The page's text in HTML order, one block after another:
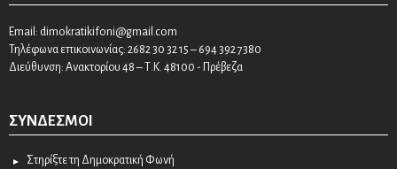
Email: dimokratikifoni@gmail.com
Τηλέφωνα επικοινωνίας: 2682 30 32 15 – 694 392 7380
Διεύθυνση: Ανακτορίου 48 – Τ.Κ. 48100 - Πρέβεζα
ΣΎΝΔΕΣΜΟΙ
Στηρίξτε τη Δημοκρατική Φωνή